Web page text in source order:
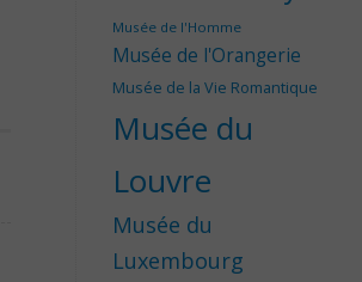
Musée de l'Homme
Musée de l'Orangerie
Musée de la Vie Romantique
Musée du
Louvre
Musée du
Luxembourg